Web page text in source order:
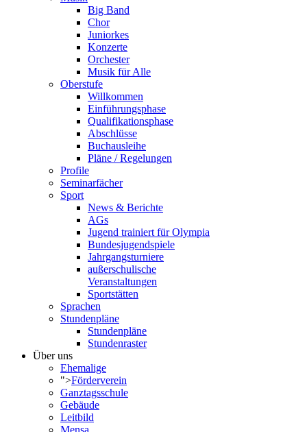
Big Band
Chor
Juniorkes
Konzerte
Orchester
Musik für Alle
Oberstufe
Willkommen
Einführungsphase
Qualifikationsphase
Abschlüsse
Buchausleihe
Pläne / Regelungen
Profile
Seminarfächer
Sport
News & Berichte
AGs
Jugend trainiert für Olympia
Bundesjugendspiele
Jahrgangsturniere
außerschulische
Veranstaltungen
Sportstätten
Sprachen
Stundenpläne
Stundenpläne
Stundenraster
Über uns
Ehemalige
">Förderverein
Ganztagsschule
Gebäude
Leitbild
Mensa